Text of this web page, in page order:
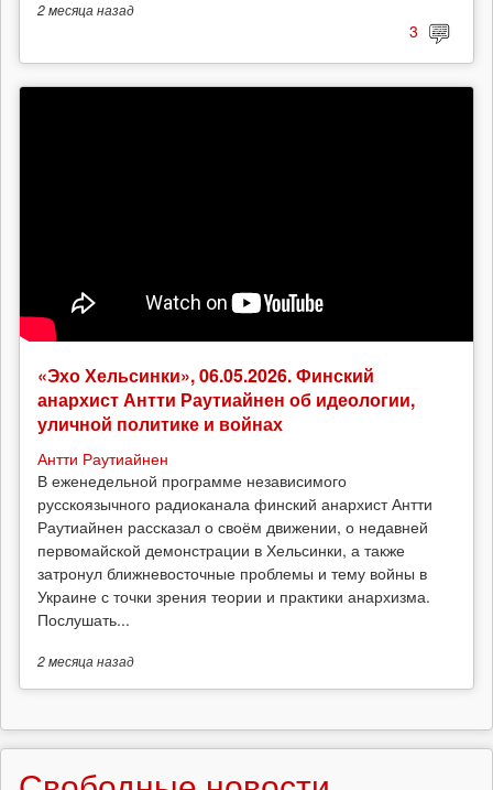
2 месяцаназад
3
«Эхо Хельсинки», 06.05.2026. Финский
анархист Антти Раутиайнен об идеологии,
уличной политике и войнах
Антти Раутиайнен
В еженедельной программе независимого
русскоязычного радиоканала финский анархист Антти
Раутиайнен рассказал о своём движении, о недавней
первомайской демонстрации в Хельсинки, а также
затронул ближневосточные проблемы и тему войны в
Украине с точки зрения теории и практики анархизма.
Послушать...
2 месяцаназад